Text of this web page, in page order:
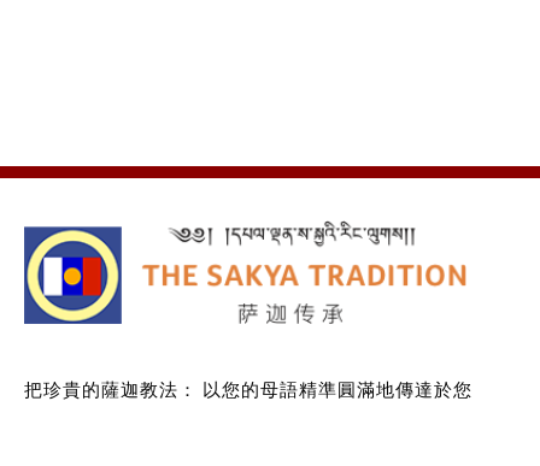
把珍貴的薩迦教法： 以您的母語精準圓滿地傳達於您